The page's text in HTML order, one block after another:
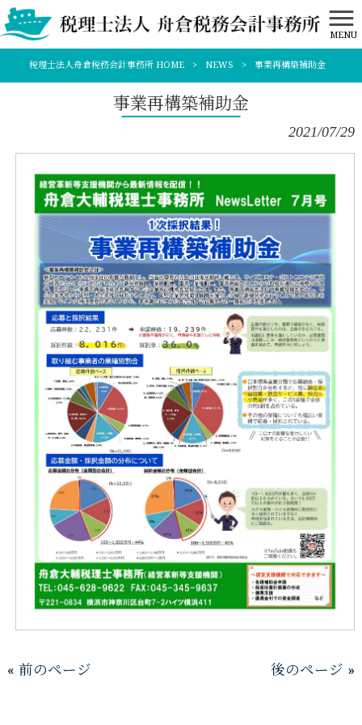
MENU
税理士法人舟倉税務会計事務所 HOME > NEWS > 事業再構築補助金
事業再構築補助金
2021/07/29
« 前のページ 後のページ »